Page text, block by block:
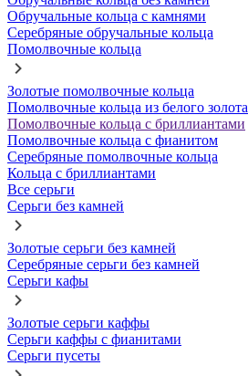
Обручальные кольца с камнями
Серебряные обручальные кольца
Помолвочные кольца
Золотые помолвочные кольца
Помолвочные кольца из белого золота
Помолвочные кольца с бриллиантами
Помолвочные кольца с фианитом
Серебряные помолвочные кольца
Кольца с бриллиантами
Все серьги
Серьги без камней
Золотые серьги без камней
Серебряные серьги без камней
Серьги кафы
Золотые серьги каффы
Серьги каффы с фианитами
Серьги пусеты